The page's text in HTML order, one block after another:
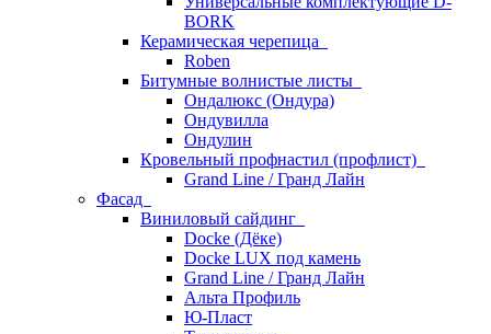
BORK
Керамическая черепица
Roben
Битумные волнистые листы
Ондалюкс (Ондура)
Ондувилла
Ондулин
Кровельный профнастил (профлист)
Grand Line / Гранд Лайн
Фасад
Виниловый сайдинг
Docke (Дёке)
Docke LUX под камень
Grand Line / Гранд Лайн
Альта Профиль
Ю-Пласт